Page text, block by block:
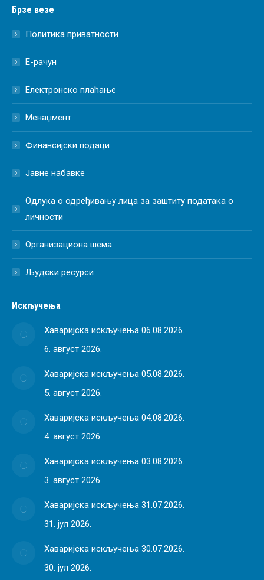
Брзе везе
Политика приватности
Е-рачун
Електронско плаћање
Менаџмент
Финансијски подаци
Јавне набавке
Одлука о одређивању лица за заштиту података о
личности
Организациона шема
Људски ресурси
Искључења
Хаваријска искључења 06.08.2026.
6. август 2026.
Хаваријска искључења 05.08.2026.
5. август 2026.
Хаваријска искључења 04.08.2026.
4. август 2026.
Хаваријска искључења 03.08.2026.
3. август 2026.
Хаваријска искључења 31.07.2026.
31. јул 2026.
Хаваријска искључења 30.07.2026.
30. јул 2026.